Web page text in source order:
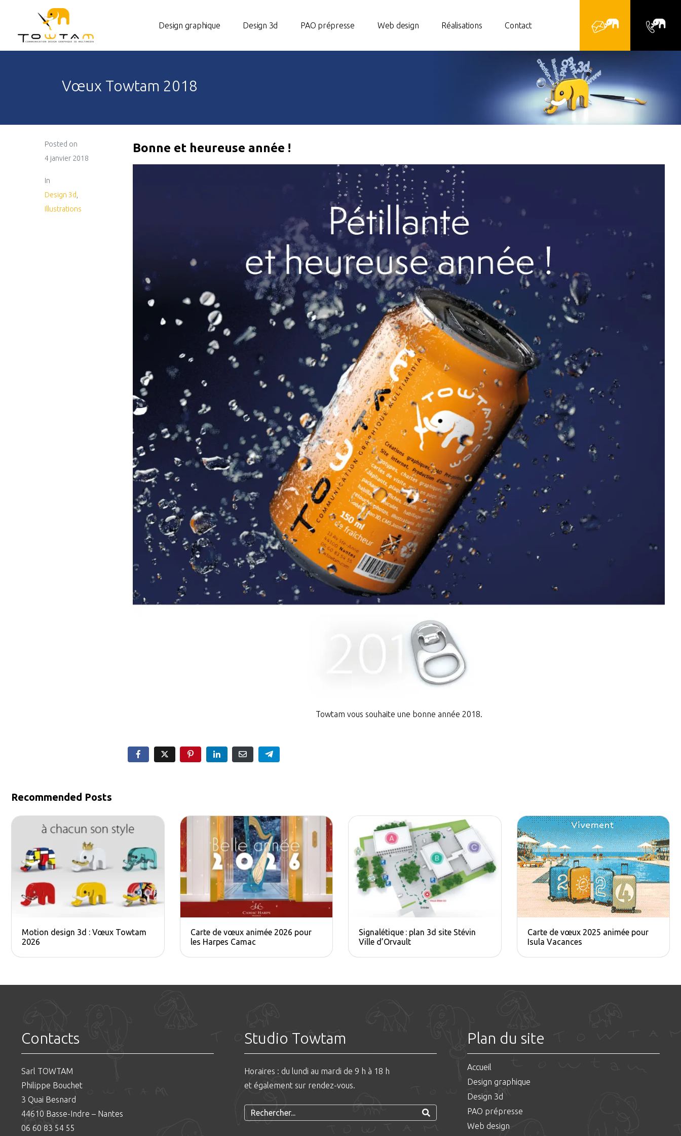
Design graphique Design 3d PAO prépresse Web design Réalisations Contact
Vœux Towtam 2018
Posted on
4 janvier 2018
In
Design 3d
Illustrations
Bonne et heureuse année !
Towtam vous souhaite une bonne année 2018.
Recommended Posts
Motion design 3d : Vœux Towtam
2026
Carte de vœux animée 2026 pour
les Harpes Camac
Signalétique : plan 3d site Stévin
Ville d’Orvault
Carte de vœux 2025 animée pour
Isula Vacances
Contacts
Sarl TOWTAM
Philippe Bouchet
3 Quai Besnard
44610 Basse-Indre – Nantes
06 60 83 54 55
Studio Towtam
Horaires : du lundi au mardi de 9 h à 18 h
et également sur rendez-vous.
Plan du site
Accueil
Design graphique
Design 3d
PAO prépresse
Web design